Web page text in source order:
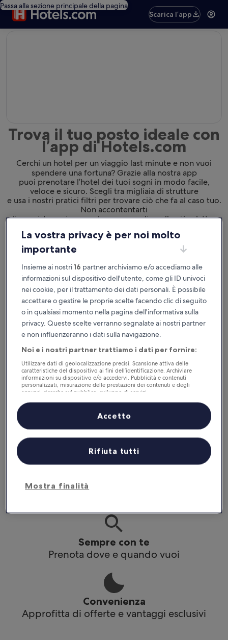
Passa alla sezione principale della pagina
Scarica l’app
Trova il tuo posto ideale con
l’app di Hotels.com
Cerchi un hotel per un viaggio last minute e non vuoi
spendere una fortuna? Grazie alla nostra app
puoi prenotare l’hotel dei tuoi sogni in modo facile,
veloce e sicuro. Scegli tra migliaia di strutture
e usa i nostri pratici filtri per trovare ciò che fa al caso tuo.
Non accontentarti
di una sistemazione qualunque: scegli quella più adatta a
Disponibile su iOS e Android
Perché scaricare la nostra app
Ricevi sconti su una selezione di hotel
Sempre con te
Prenota dove e quando vuoi
Convenienza
Approfitta di offerte e vantaggi esclusivi
La vostra privacy è per noi molto
importante
Insieme ai nostri16 partner archiviamo e/o accediamo alle
informazioni sul dispositivo dell'utente, come gli ID univoci
nei cookie, per il trattamento dei dati personali. È possibile
accettare o gestire le proprie scelte facendo clic di seguito
o in qualsiasi momento nella pagina dell'informativa sulla
privacy. Queste scelte verranno segnalate ai nostri partner
e non influenzeranno i dati sulla navigazione.
Noi e i nostri partner trattiamo i dati per fornire:
Utilizzare dati di geolocalizzazione precisi. Scansione attiva delle
caratteristiche del dispositivo ai fini dell’identificazione. Archiviare
informazioni su dispositivo e/o accedervi. Pubblicità e contenuti
personalizzati, misurazione delle prestazioni dei contenuti e degli
annunci, ricerche sul pubblico, sviluppo di servizi.
Elenco dei partner (fornitori)
Mostra finalità
Rifiuta tutti
Accetto